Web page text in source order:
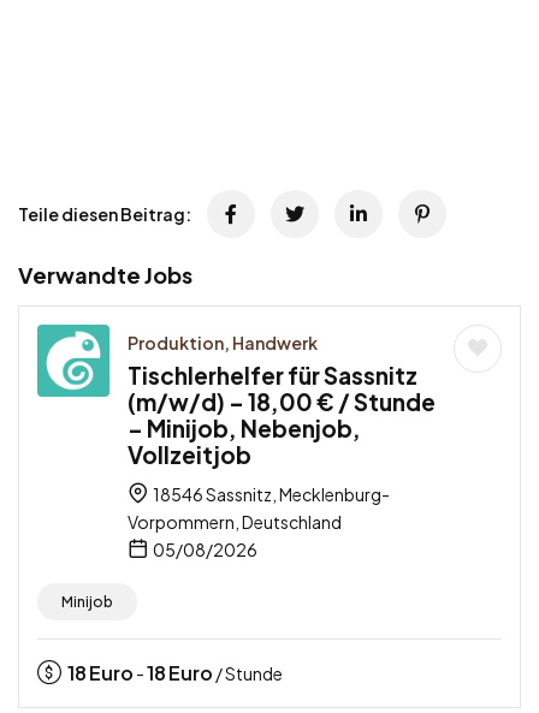
Teile diesen Beitrag:
Verwandte Jobs
Produktion, Handwerk
Tischlerhelfer für Sassnitz
(m/w/d) – 18,00 € / Stunde
– Minijob, Nebenjob,
Vollzeitjob
18546 Sassnitz, Mecklenburg-
Vorpommern, Deutschland
05/08/2026
Minijob
18Euro -18Euro / Stunde